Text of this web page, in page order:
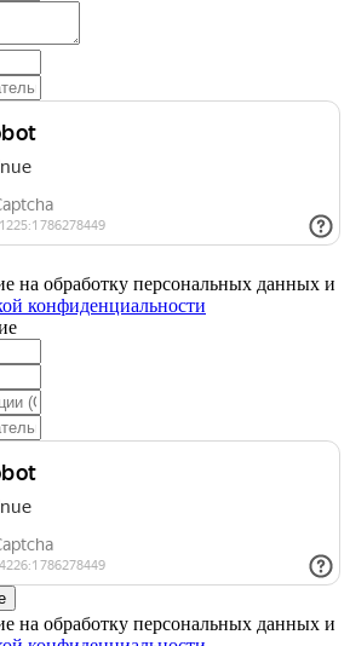
на обработку персональных данных и
конфиденциальности
на обработку персональных данных и